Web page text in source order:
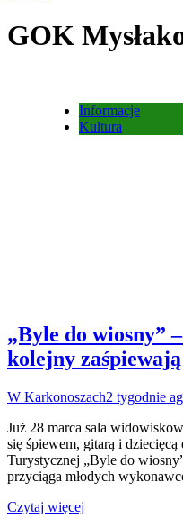
GOK
Informacje
Kultura
„Byle do wiosny”
kolejny
W Karkonoszach2 tygodnie
Już 28 marca sala
się śpiewem, gitarą i
Turystycznej „Byle do
przyciąga młodych
Czytaj więcej